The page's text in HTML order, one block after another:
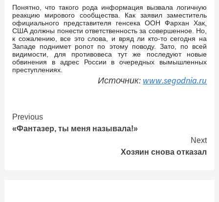
Понятно, что такого рода информация вызвала логичную
реакцию мирового сообщества. Как заявил заместитель
официального представителя генсека ООН Фархан Хак,
США должны понести ответственность за совершенное. Но,
к сожалению, все это слова, и вряд ли кто-то сегодня на
Западе поднимет ропот по этому поводу. Зато, по всей
видимости, для противовеса тут же последуют новые
обвинения в адрес России в очередных вымышленных
преступлениях.
Источник: www.segodnia.ru
Continue
Reading
Previous
«Фантазер, ты меня называла!»
Next
Хозяин снова отказал